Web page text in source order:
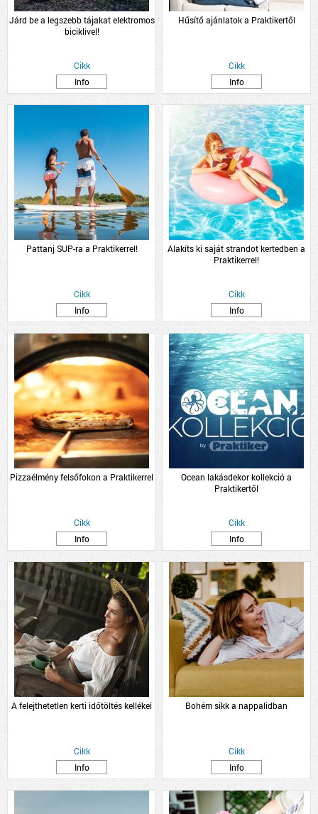
Járd be a legszebb tájakat elektromos
biciklivel!
Cikk
Info
Hűsítő ajánlatok a Praktikertől
Cikk
Info
Pattanj SUP-ra a Praktikerrel!
Cikk
Info
Alakíts ki saját strandot kertedben a
Praktikerrel!
Cikk
Info
Pizzaélmény felsőfokon a Praktikerrel
Cikk
Info
Ocean lakásdekor kollekció a
Praktikertől
Cikk
Info
A felejthetetlen kerti időtöltés kellékei
Cikk
Info
Bohém sikk a nappalidban
Cikk
Info